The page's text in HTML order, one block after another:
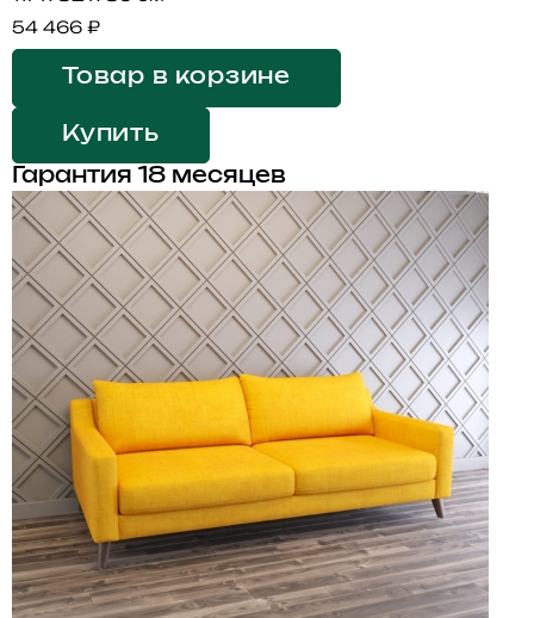
54 466 ₽
Товар в корзине
Купить
Гарантия 18 месяцев